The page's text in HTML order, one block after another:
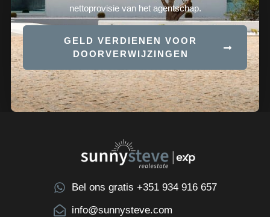
nettoprovisie van het agentschap.
GELD VERDIENEN VOOR
DOORVERWIJZINGEN
Bel ons gratis +351 934 916 657
info@sunnysteve.com